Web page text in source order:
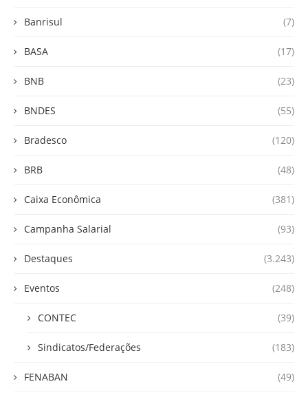
Banrisul (7)
BASA (17)
BNB (23)
BNDES (55)
Bradesco (120)
BRB (48)
Caixa Econômica (381)
Campanha Salarial (93)
Destaques (3.243)
Eventos (248)
CONTEC (39)
Sindicatos/Federações (183)
FENABAN (49)